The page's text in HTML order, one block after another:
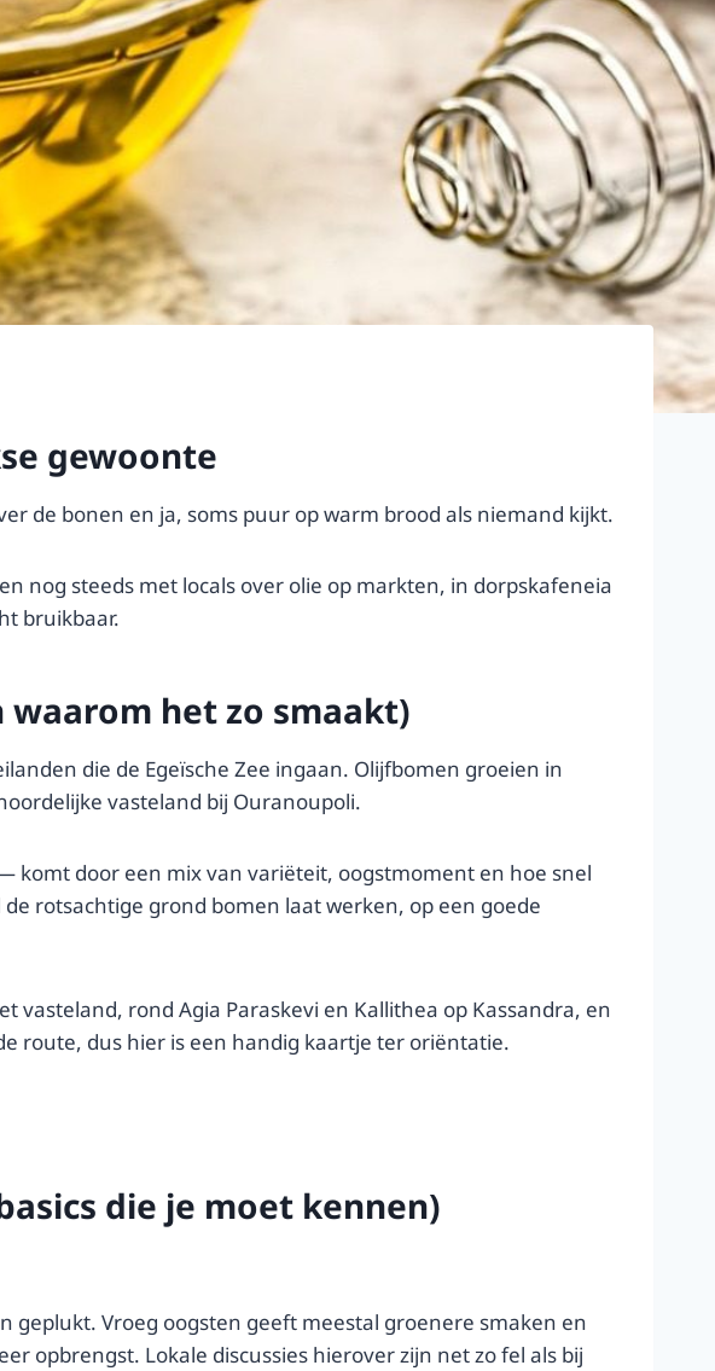
gewoonte
de bonen en ja, soms puur op warm brood als niemand kijkt.
nog steeds met locals over olie op markten, in dorpskafeneia
bruikbaar.
het zo smaakt)
die de Egeïsche Zee ingaan. Olijfbomen groeien in
vasteland bij Ouranoupoli.
komt door een mix van variëteit, oogstmoment en hoe snel
rotsachtige grond bomen laat werken, op een goede
vasteland, rond Agia Paraskevi en Kallithea op Kassandra, en
route, dus hier is een handig kaartje ter oriëntatie.
die je moet kennen)
geplukt. Vroeg oogsten geeft meestal groenere smaken en
opbrengst. Lokale discussies hierover zijn net zo fel als bij